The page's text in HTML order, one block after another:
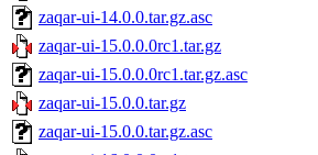
zaqar-ui-14.0.0.tar.gz.asc
zaqar-ui-15.0.0.0rc1.tar.gz
zaqar-ui-15.0.0.0rc1.tar.gz.asc
zaqar-ui-15.0.0.tar.gz
zaqar-ui-15.0.0.tar.gz.asc